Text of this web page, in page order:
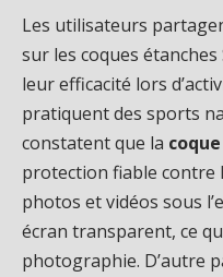
Les utilisateurs
sur les coques
leur efficacité lors
pratiquent des sports
constatent que la coque
protection fiable contre
photos et vidéos sous
écran transparent, ce
photographie. D’autre